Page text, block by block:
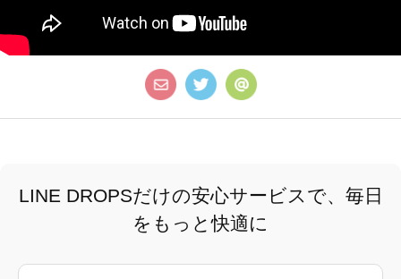
LINE DROPSだけの安心サービスで、毎日
をもっと快適に